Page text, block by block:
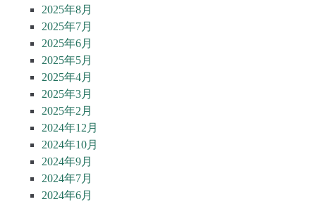
2025年8月
2025年7月
2025年6月
2025年5月
2025年4月
2025年3月
2025年2月
2024年12月
2024年10月
2024年9月
2024年7月
2024年6月